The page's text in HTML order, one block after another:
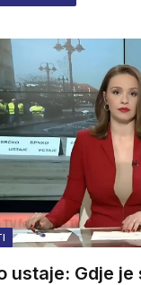
ustaje: Gdje